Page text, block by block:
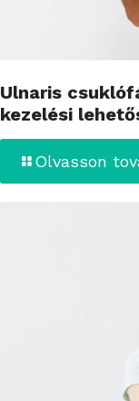
Ulnaris
kezelési
Olvasson